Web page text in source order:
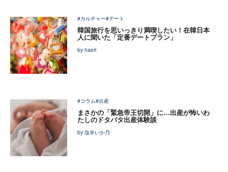
#カルチャー#デート
韓国旅行を思いっきり満喫したい！在韓日本
人に聞いた「定番デートプラン」
by haeri
#コラム#出産
まさかの「緊急帝王切開」に…出産が怖いわ
たしのドタバタ出産体験談
by 塩辛いか乃